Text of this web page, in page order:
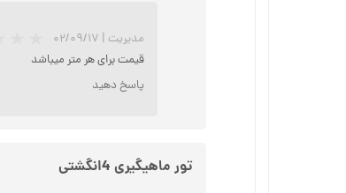
مدیریت | ۰۲/۰۹/۱۷
قیمت برای هر متر میباشد
پاسخ دهید
تور ماهیگیری 4انگشتی